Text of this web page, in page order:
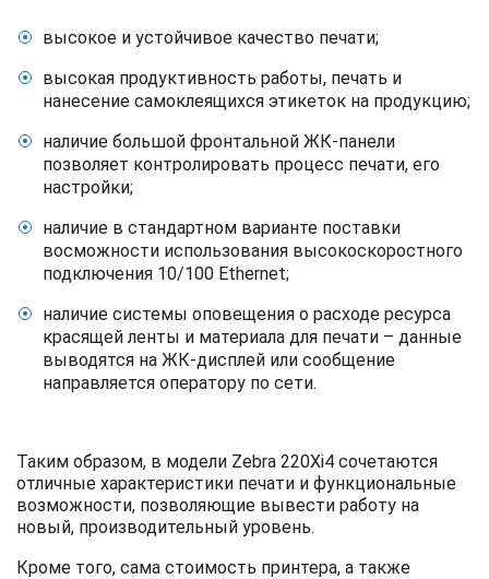
высокое и устойчивое качество печати;
высокая продуктивность работы, печать и
нанесение самоклеящихся этикеток на продукцию;
наличие большой фронтальной ЖК-панели
позволяет контролировать процесс печати, его
настройки;
наличие в стандартном варианте поставки
восможности использования высокоскоростного
подключения 10/100 Ethernet;
наличие системы оповещения о расходе ресурса
красящей ленты и материала для печати – данные
выводятся на ЖК-дисплей или сообщение
направляется оператору по сети.
Таким образом, в модели Zebra 220Xi4 сочетаются
отличные характеристики печати и функциональные
возможности, позволяющие вывести работу на
новый, производительный уровень.
Кроме того, сама стоимость принтера, а также